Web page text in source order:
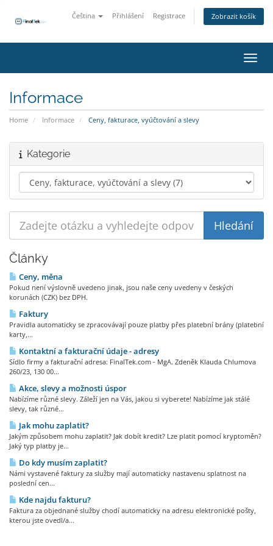
Čeština Přihlášení Registrace Zobrazit košík
Informace
Home Informace Ceny, fakturace, vyúčtování a slevy
Kategorie
Články
Ceny, měna
Pokud není výslovně uvedeno jinak, jsou naše ceny uvedeny v českých
korunách (CZK) bez DPH.
Faktury
Pravidla automaticky se zpracovávají pouze platby přes platební brány (platební
karty,...
Kontaktní a fakturační údaje - adresy
Sídlo firmy a fakturační adresa: FinalTek.com - MgA. Zdeněk Klauda Chlumova
260/23, 130 00...
Akce, slevy a možnosti úspor
Nabízíme různé slevy. Záleží jen na Vás, jakou si vyberete! Nabízíme jak stálé
slevy, tak různé...
Jak mohu zaplatit?
Jakým způsobem mohu zaplatit? Jak dobít kredit? Lze platit pomocí kryptoměn?
Jaký typ platby je...
Do kdy musím zaplatit?
Námi vystavené faktury za služby mají automaticky nastavenu splatnost na
poslední cen...
Kde najdu fakturu?
Faktura za objednané služby chodí automaticky na adresu elektronické pošty,
kterou jste ovedl/a...